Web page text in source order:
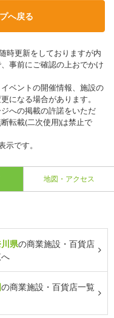
へ戻る
時更新をしておりますが内
事前にご確認の上おでかけ
ベントの開催情報、施設の
になる場合があります。
への掲載の許諾をいただ
転載(二次使用)は禁止で
です。
地図・アクセス
県の商業施設・百貨店
の商業施設・百貨店一覧